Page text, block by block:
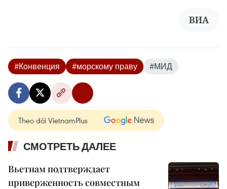
ВИА
#Конвенция #морскому праву #МИД
Theo dõi VietnamPlus
СМОТРЕТЬ ДАЛЕЕ
Вьетнам подтверждает
приверженность совместным